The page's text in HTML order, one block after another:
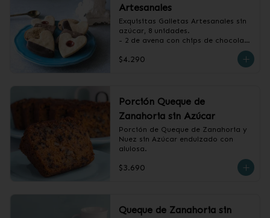
Artesanales
Exquisitas Galletas Artesanales sin
azúcar, 8 unidades.
- 2 de avena con chips de chocolate
chocolate
$4.290
Porción Queque de
Zanahoria sin Azúcar
Porción de Queque de Zanahoria y
Nuez sin Azúcar endulzado con
alulosa.
$3.690
Queque de Zanahoria sin